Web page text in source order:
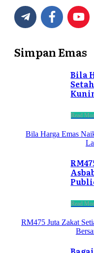
Simpan Emas
Bila
Read
Bila Harga Emas
Read
RM475 Juta Zakat